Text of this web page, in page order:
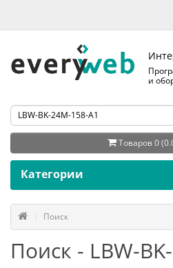
и
Товаров 0
Категории
Поиск
Поиск - LBW-